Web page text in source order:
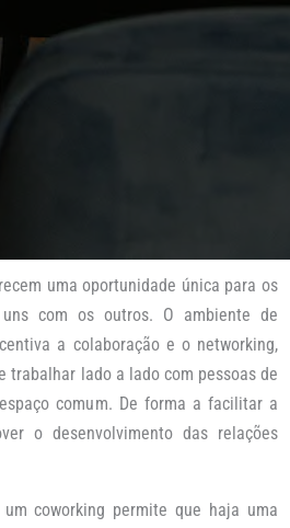
uma oportunidade única para os
uns com os outros. O ambiente de
a colaboração e o networking,
trabalhar lado a lado com pessoas de
comum. De forma a facilitar a
o desenvolvimento das relações
coworking permite que haja uma